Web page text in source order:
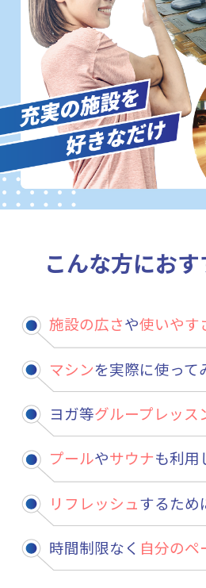
こんな方におす
施設の広さや使いやす
マシンを実際に使って
ヨガ等グループレッス
プールやサウナも利用
リフレッシュするため
時間制限なく 自分のペ